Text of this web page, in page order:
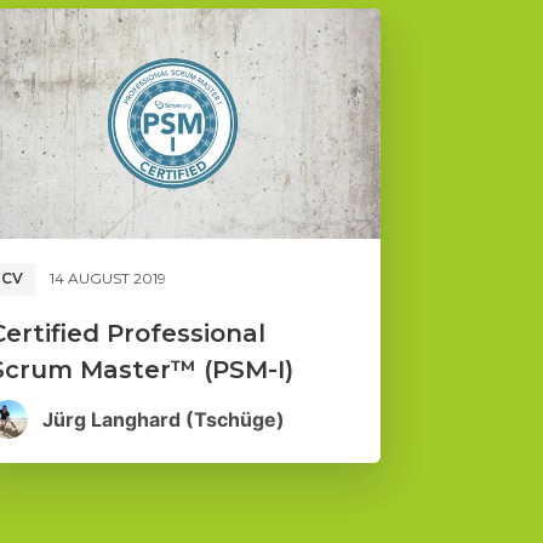
CV 14 AUGUST 2019
Professional
Master™ (PSM-I)
Jürg Langhard (Tschüge)